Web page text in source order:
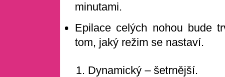
minutami.
Epilace celých nohou bude
tom, jaký režim se nastaví.
Dynamický – šetrnější.